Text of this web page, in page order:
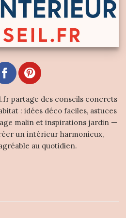
partage des conseils concrets
: idées déco faciles, astuces
malin et inspirations jardin —
un intérieur harmonieux,
au quotidien.